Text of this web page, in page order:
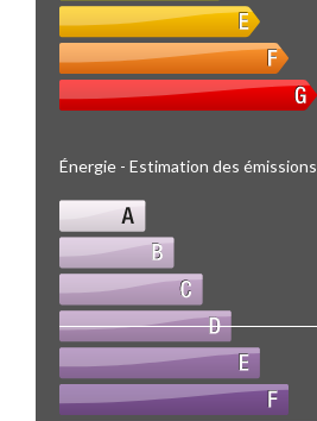
Énergie - Estimation des émissions